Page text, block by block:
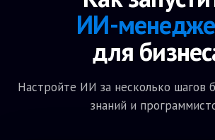
ИИ-
для
Настройте ИИ за несколько шагов
знаний и